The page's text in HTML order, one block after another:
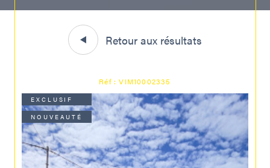
Retour aux résultats
Réf : VIM10002335
EXCLUSIF
NOUVEAUTÉ